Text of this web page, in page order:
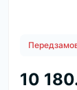
10